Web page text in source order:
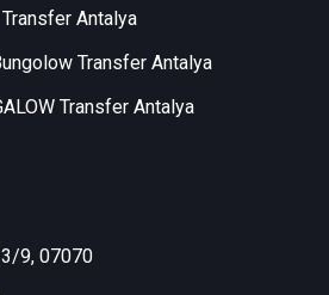
Transfer Antalya
Transfer Antalya
Transfer Antalya
3/9, 07070